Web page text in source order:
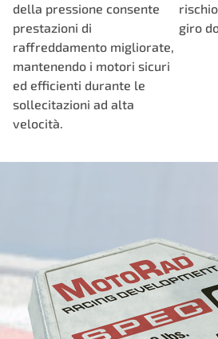
della pressione consente
prestazioni di
raffreddamento migliorate,
mantenendo i motori sicuri
ed efficienti durante le
sollecitazioni ad alta
velocità.
giro